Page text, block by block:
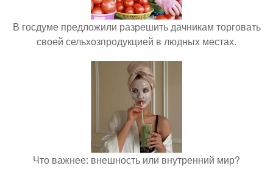
В госдуме предложили разрешить дачникам торговать
своей сельхозпродукцией в людных местах.
Что важнее: внешность или внутренний мир?